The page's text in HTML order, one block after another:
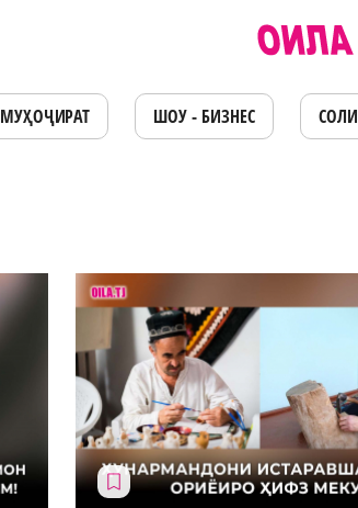
МУҲОҶИРАТ ШОУ - БИЗНЕС